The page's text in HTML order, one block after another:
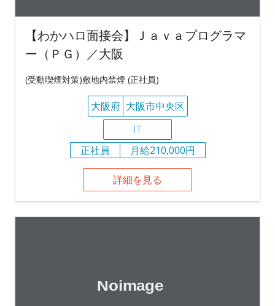
【わかハロ面接会】Ｊａｖａプログラマ
ー（ＰＧ）／大阪
(受動喫煙対策)敷地内禁煙 (正社員)
大阪府 大阪市中央区
IT
正社員
月給210,000円
詳細を見る